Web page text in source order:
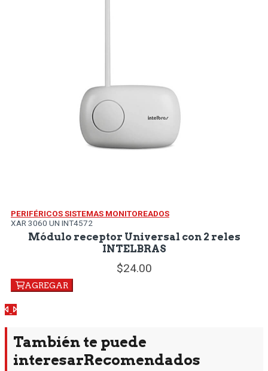
PERIFÉRICOS SISTEMAS MONITOREADOS
XAR 3060 UN INT4572
Módulo receptor Universal con 2 reles
INTELBRAS
24.00
AGREGAR
Anterior
Siguiente
También te puede
interesarRecomendados